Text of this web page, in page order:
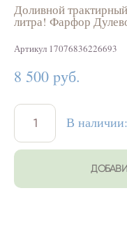
Доливной
литра! Фарфор
Артикул 17076836226693
8 500 pуб.
В наличии: